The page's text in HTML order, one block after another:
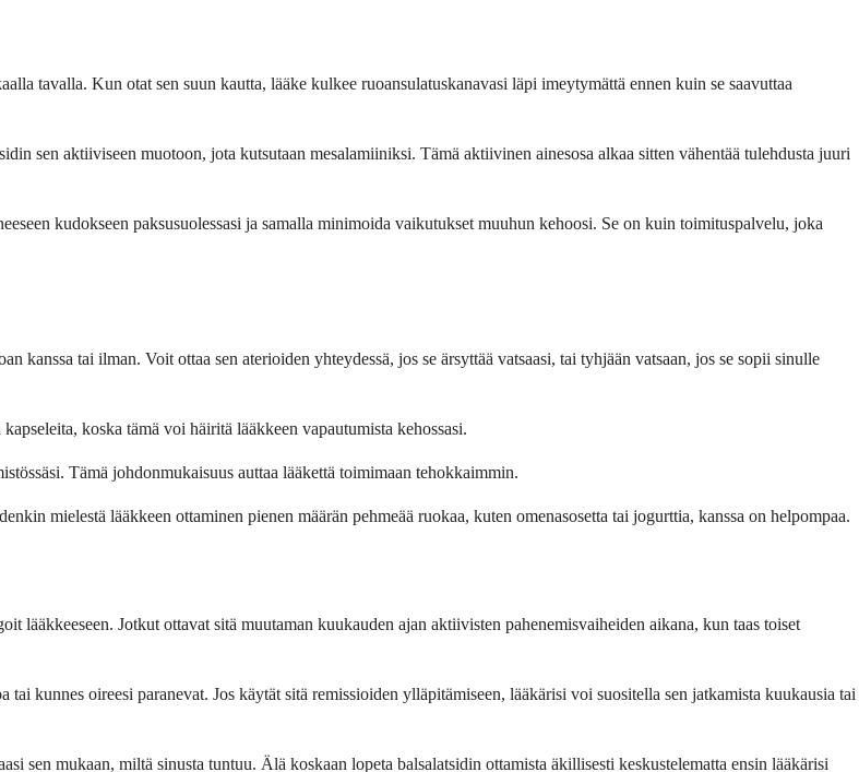
tavalla. Kun otat sen suun kautta, lääke kulkee ruoansulatuskanavasi läpi imeytymättä ennen kuin se saavuttaa
sen aktiiviseen muotoon, jota kutsutaan mesalamiiniksi. Tämä aktiivinen ainesosa alkaa sitten vähentää tulehdusta juuri
kudokseen paksusuolessasi ja samalla minimoida vaikutukset muuhun kehoosi. Se on kuin toimituspalvelu, joka
kanssa tai ilman. Voit ottaa sen aterioiden yhteydessä, jos se ärsyttää vatsaasi, tai tyhjään vatsaan, jos se sopii sinulle
koska tämä voi häiritä lääkkeen vapautumista kehossasi.
Tämä johdonmukaisuus auttaa lääkettä toimimaan tehokkaimmin.
mielestä lääkkeen ottaminen pienen määrän pehmeää ruokaa, kuten omenasosetta tai jogurttia, kanssa on helpompaa.
lääkkeeseen. Jotkut ottavat sitä muutaman kuukauden ajan aktiivisten pahenemisvaiheiden aikana, kun taas toiset
kunnes oireesi paranevat. Jos käytät sitä remissioiden ylläpitämiseen, lääkärisi voi suositella sen jatkamista kuukausia tai
sen mukaan, miltä sinusta tuntuu. Älä koskaan lopeta balsalatsidin ottamista äkillisesti keskustelematta ensin lääkärisi